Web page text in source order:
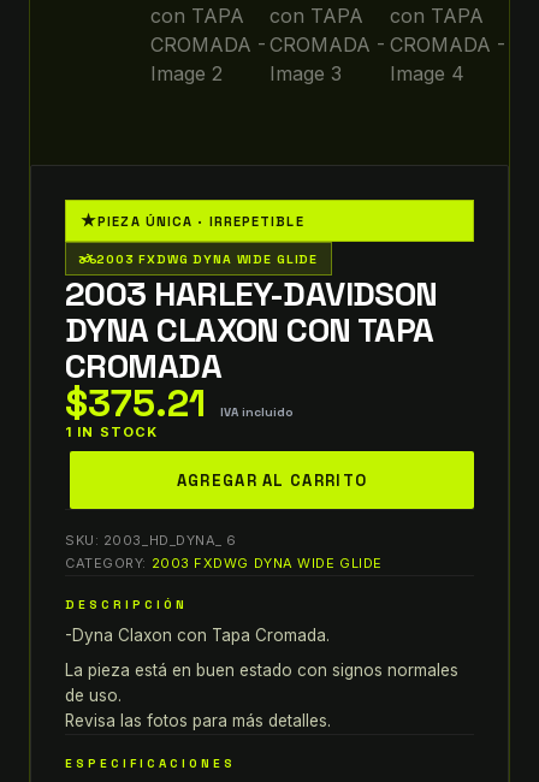
★PIEZA ÚNICA · IRREPETIBLE
two_wheeler2003 FXDWG DYNA WIDE GLIDE
2003 HARLEY-DAVIDSON
DYNA CLAXON CON TAPA
CROMADA
$375.21 IVA incluido
1 IN STOCK
Dyna
con
TAPA
CROMADA
quantity
AGREGAR AL CARRITO
SKU: 2003_HD_DYNA_ 6
CATEGORY: 2003 FXDWG DYNA WIDE GLIDE
DESCRIPCIÓN
-Dyna Claxon con Tapa Cromada.
La pieza está en buen estado con signos normales
de uso.
Revisa las fotos para más detalles.
ESPECIFICACIONES